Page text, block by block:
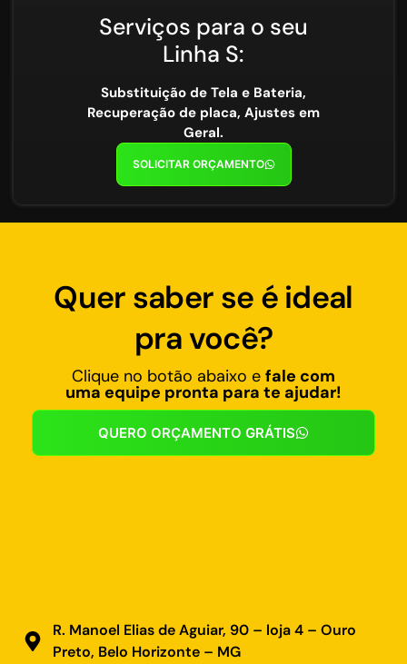
Serviços para o seu
Linha S:
Substituição de Tela e Bateria,
Recuperação de placa, Ajustes em
Geral.
SOLICITAR ORÇAMENTO
Quer saber se é ideal
pra você?
Clique no botão abaixo e fale com
uma equipe pronta para te ajudar!
QUERO ORÇAMENTO GRÁTIS
R. Manoel Elias de Aguiar, 90 – loja 4 – Ouro
Preto, Belo Horizonte – MG